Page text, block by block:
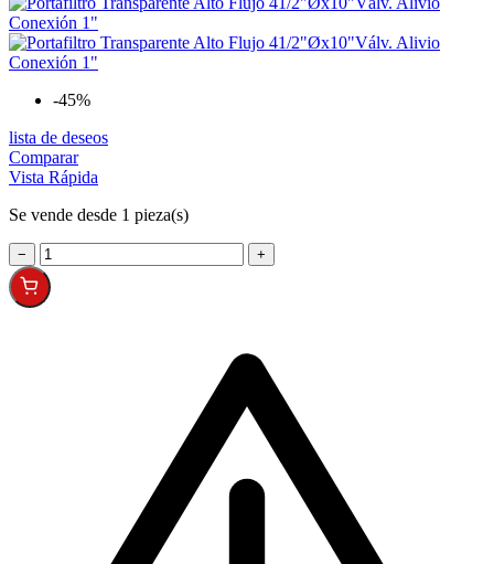
-45%
lista de deseos
Comparar
Vista Rápida
Se vende desde 1 pieza(s)
− +